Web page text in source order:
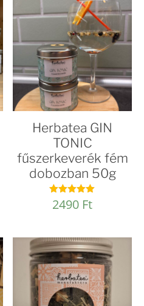
Herbatea GIN
TONIC
fűszerkeverék fém
dobozban 50g
Értékelés:
5.00
2490 Ft